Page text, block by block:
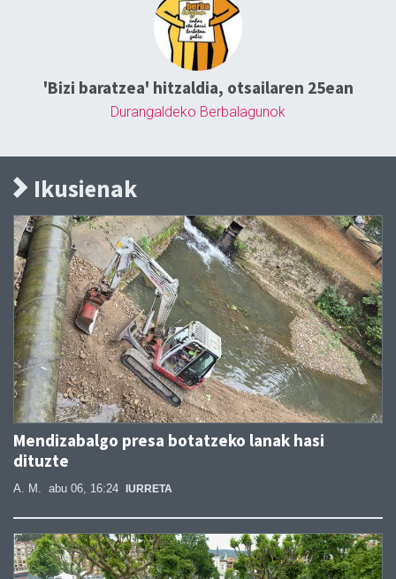
'Bizi baratzea' hitzaldia, otsailaren 25ean
Durangaldeko Berbalagunok
Ikusienak
Mendizabalgo presa botatzeko lanak hasi
dituzte
A. M. abu 06, 16:24 IURRETA